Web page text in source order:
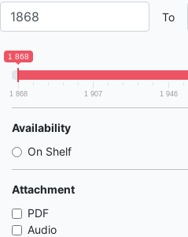
To
1 868
1 868 1 907 1 946
Availability
On Shelf
Attachment
PDF
Audio